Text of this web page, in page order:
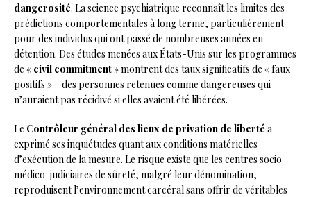
dangerosité. La science psychiatrique reconnaît les limites des
prédictions comportementales à long terme, particulièrement
pour des individus qui ont passé de nombreuses années en
détention. Des études menées aux États-Unis sur les programmes
de « civil commitment» montrent des taux significatifs de « faux
positifs » – des personnes retenues comme dangereuses qui
n’auraient pas récidivé si elles avaient été libérées.
Le Contrôleur général des lieux de privation de liberté a
exprimé ses inquiétudes quant aux conditions matérielles
d’exécution de la mesure. Le risque existe que les centres socio-
médico-judiciaires de sûreté, malgré leur dénomination,
reproduisent l’environnement carcéral sans offrir de véritables